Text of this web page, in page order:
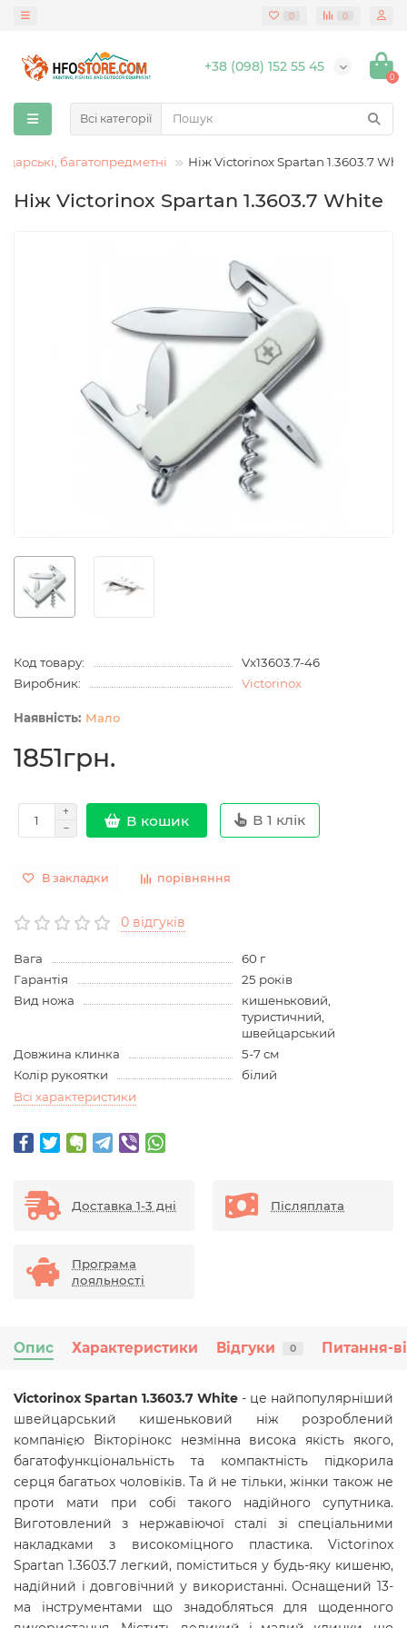
0 0
+38 (098) 152 55 45
0
Всі категорії
багатопредметні Ніж Victorinox Spartan 1.3603.7
Ніж Victorinox Spartan 1.3603.7 White
Код товару:
Vx13603.7-46
Виробник:
Victorinox
Мало
1851грн.
В кошик В 1 клік
В закладки порівняння
0 відгуків
Вага
60 г
Гарантія
25 років
Вид ножа
кишеньковий,
туристичний,
швейцарський
Довжина клинка
5-7 см
Колір рукоятки
білий
Всі характеристики
Доставка 1-3 дні Післяплата
Програма
лояльності
Опис Характеристики Відгуки 0 Питання-
Victorinox Spartan 1.3603.7 White - це найпопулярніший
швейцарський кишеньковий ніж розроблений
компанією Вікторінокс незмінна висока якість якого,
багатофункціональність та компактність підкорила
серця багатьох чоловіків. Та й не тільки, жінки також не
проти мати при собі такого надійного супутника.
Виготовлений з нержавіючої сталі зі спеціальними
накладками з високоміцного пластика. Victorinox
Spartan 1.3603.7 легкий, поміститься у будь-яку кишеню,
надійний і довговічний у використанні. Оснащений 13-
ма інструментами що знадобляться для щоденного